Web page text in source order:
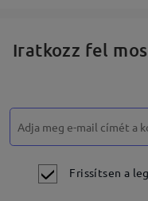
Iratkozz fel
Frissítsen a